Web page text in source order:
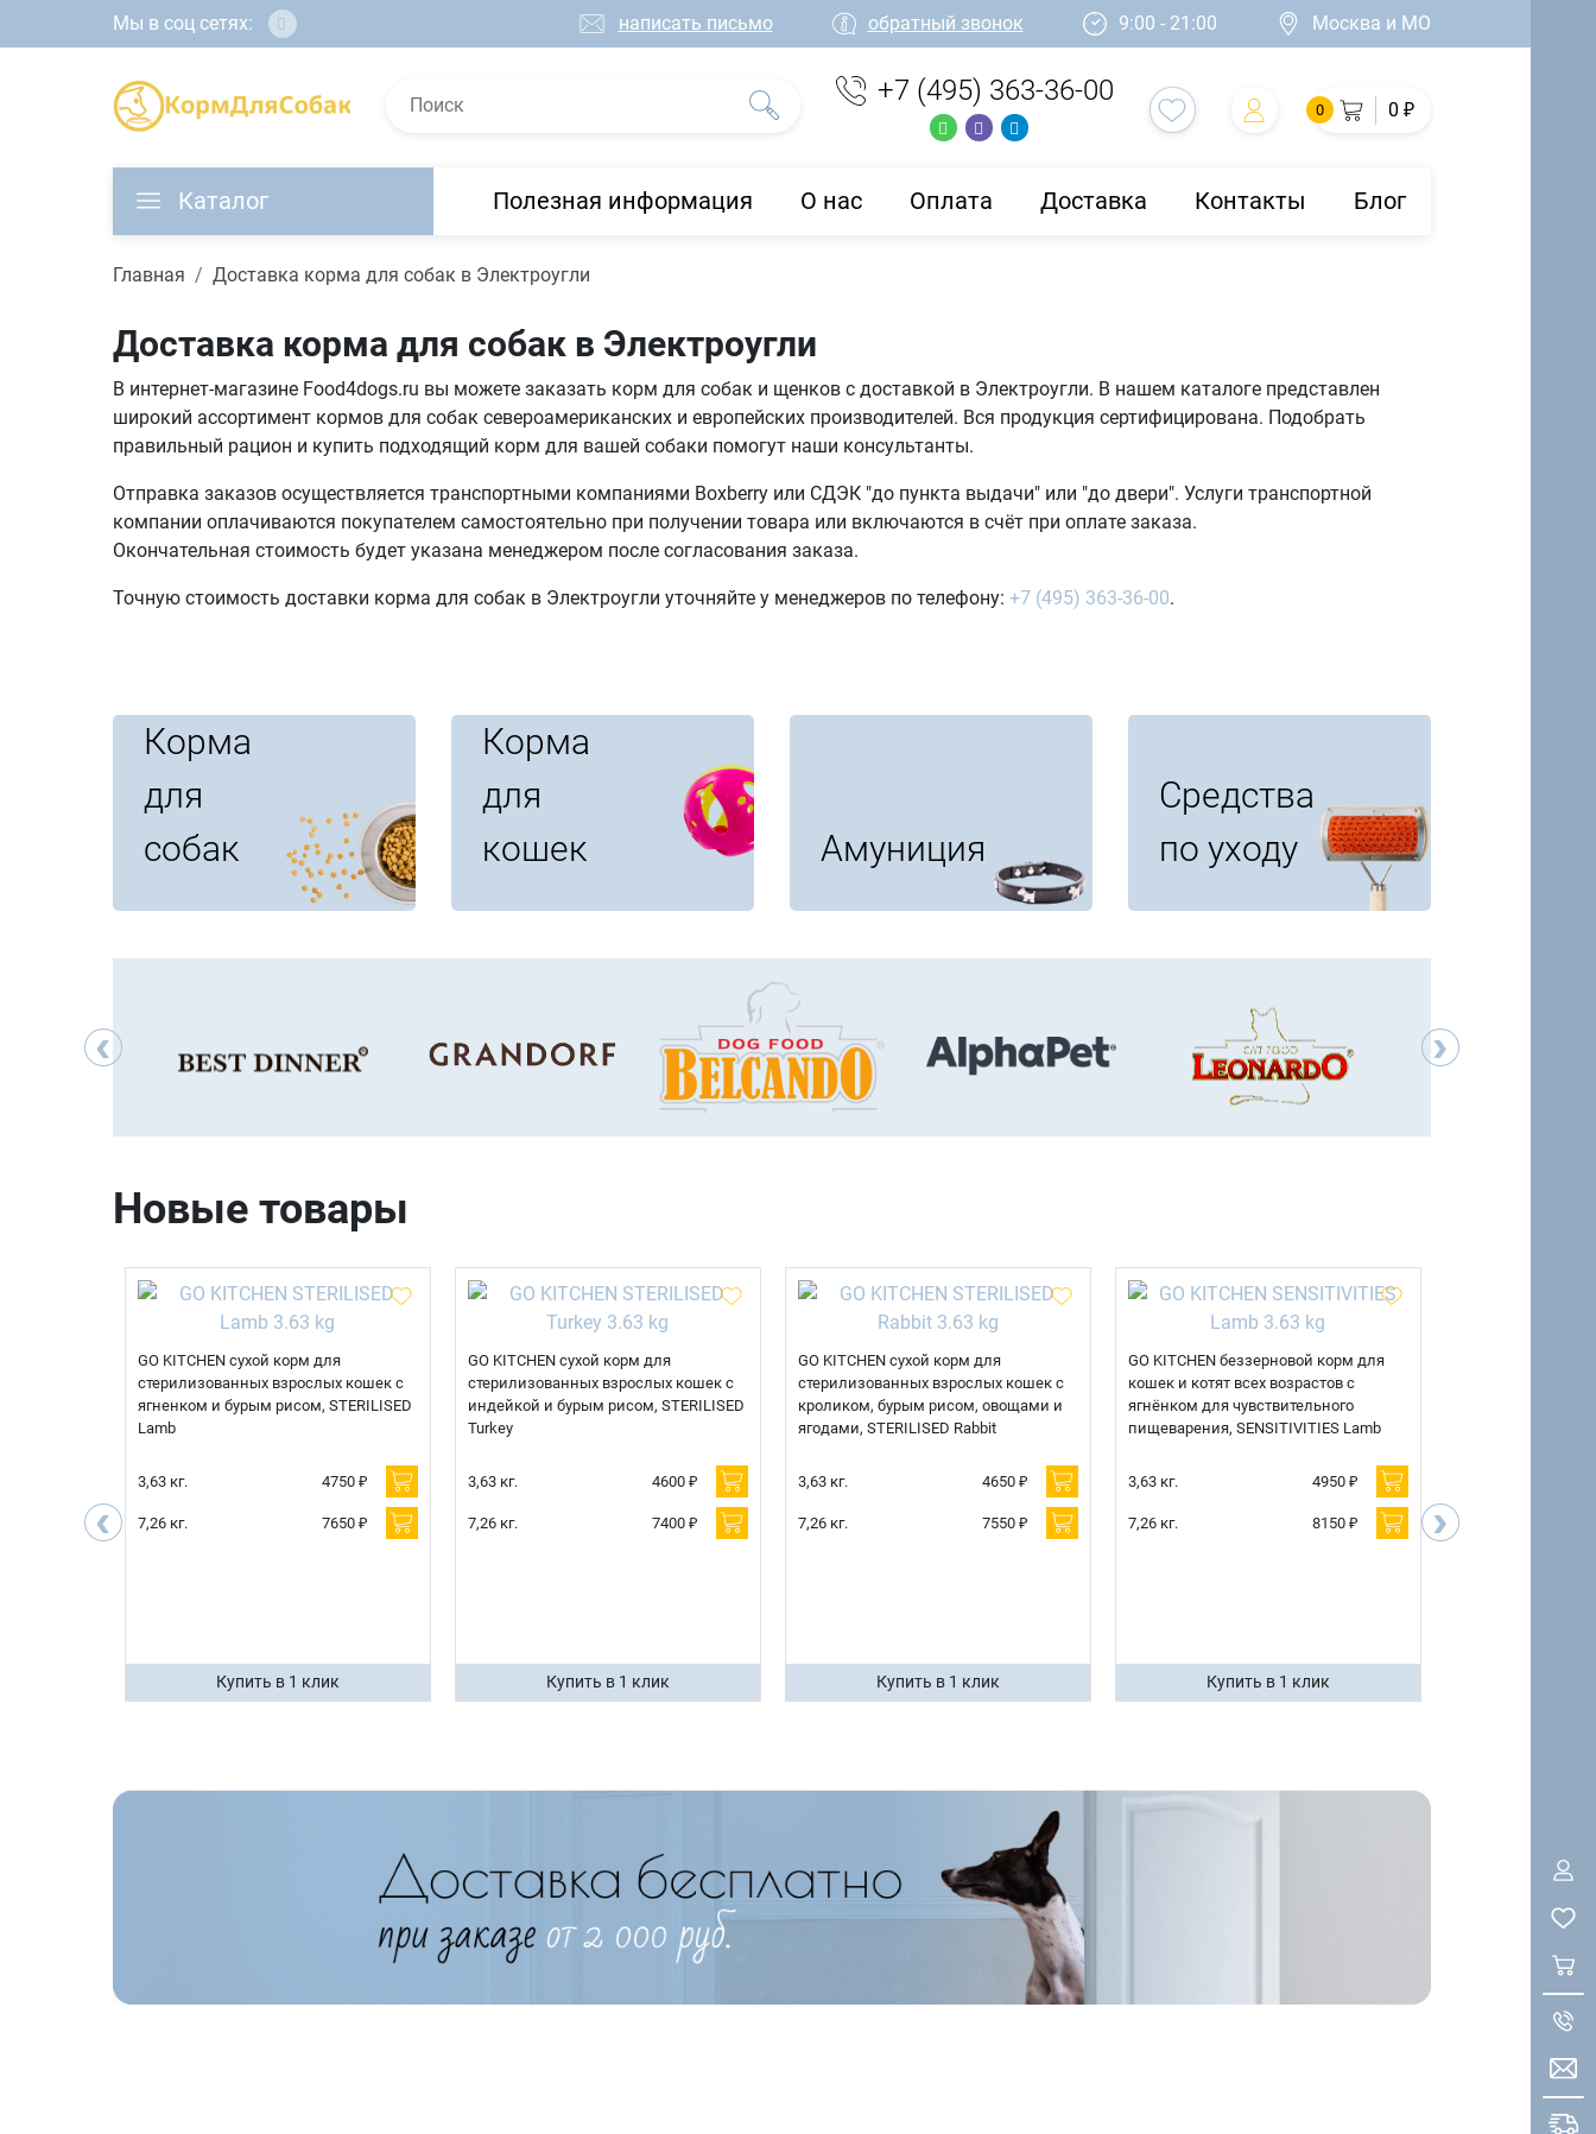
Мы в соц сетях: написать письмо обратный звонок 9:00 - 21:00 Москва и МО
+7 (495) 363-36-00
0 0 ₽
Каталог Полезная информация О нас Оплата Доставка Контакты Блог
Главная Доставка корма для собак в Электроугли
Доставка корма для собак в Электроугли
В интернет-магазине Food4dogs.ru вы можете заказать корм для собак и щенков с доставкой в Электроугли. В нашем каталоге представлен
широкий ассортимент кормов для собак североамериканских и европейских производителей. Вся продукция сертифицирована. Подобрать
правильный рацион и купить подходящий корм для вашей собаки помогут наши консультанты.
Отправка заказов осуществляется транспортными компаниями Boxberry или СДЭК "до пункта выдачи" или "до двери". Услуги транспортной
компании оплачиваются покупателем самостоятельно при получении товара или включаются в счёт при оплате заказа.
Окончательная стоимость будет указана менеджером после согласования заказа.
Точную стоимость доставки корма для собак в Электроугли уточняйте у менеджеров по телефону: +7 (495) 363-36-00.
Корма
для
собак
Корма
для
кошек
Амуниция
Средства
по уходу
‹ ›
Новые товары
‹
GO KITCHEN сухой корм для
стерилизованных взрослых кошек с
ягненком и бурым рисом, STERILISED
Lamb
3,63 кг. 4750 ₽
7,26 кг. 7650 ₽
Купить в 1 клик
GO KITCHEN сухой корм для
стерилизованных взрослых кошек с
индейкой и бурым рисом, STERILISED
Turkey
3,63 кг. 4600 ₽
7,26 кг. 7400 ₽
Купить в 1 клик
GO KITCHEN сухой корм для
стерилизованных взрослых кошек с
кроликом, бурым рисом, овощами и
ягодами, STERILISED Rabbit
3,63 кг. 4650 ₽
7,26 кг. 7550 ₽
Купить в 1 клик
GO KITCHEN беззерновой корм для
кошек и котят всех возрастов с
ягнёнком для чувствительного
пищеварения, SENSITIVITIES Lamb
3,63 кг. 4950 ₽
7,26 кг. 8150 ₽
Купить в 1 клик
7,26 кг.
›